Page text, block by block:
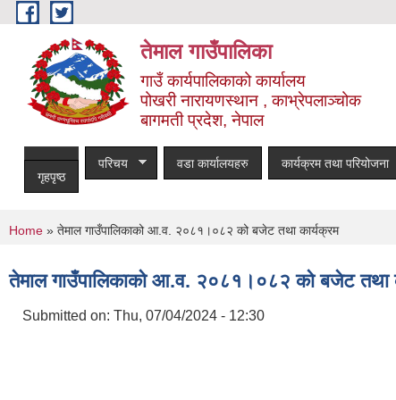
Skip to main content
तेमाल गाउँपालिका
गाउँ कार्यपालिकाको कार्यालय
पोखरी नारायणस्थान , काभ्रेपलाञ्चोक ‌‌‍‍‍‍‍‍
बागमती प्रदेश, नेपाल
गृहपृष्ठ
परिचय वडा कार्यालयहरु कार्यक्रम तथा परियोजना
You are here
Home » तेमाल गाउँपालिकाको आ.व. २०८१।०८२ को बजेट तथा कार्यक्रम
तेमाल गाउँपालिकाको आ.व. २०८१।०८२ को बजेट तथा
Submitted on: Thu, 07/04/2024 - 12:30